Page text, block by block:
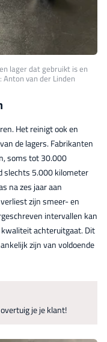
lager dat gebruikt is en
van der Linden
Het reinigt ook en
de lagers. Fabrikanten
soms tot 30.000
slechts 5.000 kilometer
na zes jaar aan
zijn smeer- en
intervallen kan
kwaliteit achteruitgaat. Dit
zijn van voldoende
je je klant!